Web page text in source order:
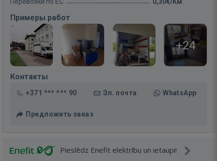
Примеры работ
+24
Контакты
+371 *** *** 90 Эл. почта WhatsApp
Предложить заказ
Pieslēdz Enefit elektrību un ietaupi!